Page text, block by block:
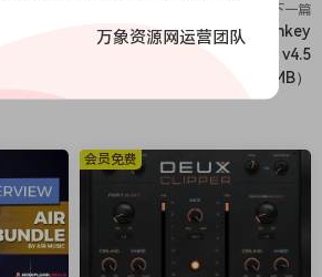
that leave a lasting impression
played them. Ivory II American
instruments.
York Steinway D (CD 121) was
& Sons concert department for
Throughout the years, the
by some of the world’s
Indeed, the plate of the piano is
Rudolf Serkin, and many others, as
by the world’s great masters.
擎]
）
下一篇
[音频处理转换工具] Monkey
Tools Sound Grinder v4.5
[MacOSX]（15.78MB）
会员免费
万象资源网运营团队